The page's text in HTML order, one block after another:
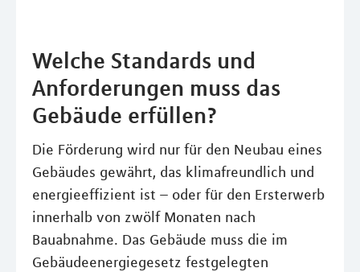
Welche Standards und
Anforderungen muss das
Gebäude erfüllen?
Die Förderung wird nur für den Neubau eines
Gebäudes gewährt, das klimafreundlich und
energieeffizient ist – oder für den Ersterwerb
innerhalb von zwölf Monaten nach
Bauabnahme. Das Gebäude muss die im
Gebäudeenergiegesetz festgelegten